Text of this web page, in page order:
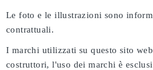
Le foto e le illustrazioni sono
contrattuali.
I marchi utilizzati su questo sito
costruttori, l'uso dei marchi è